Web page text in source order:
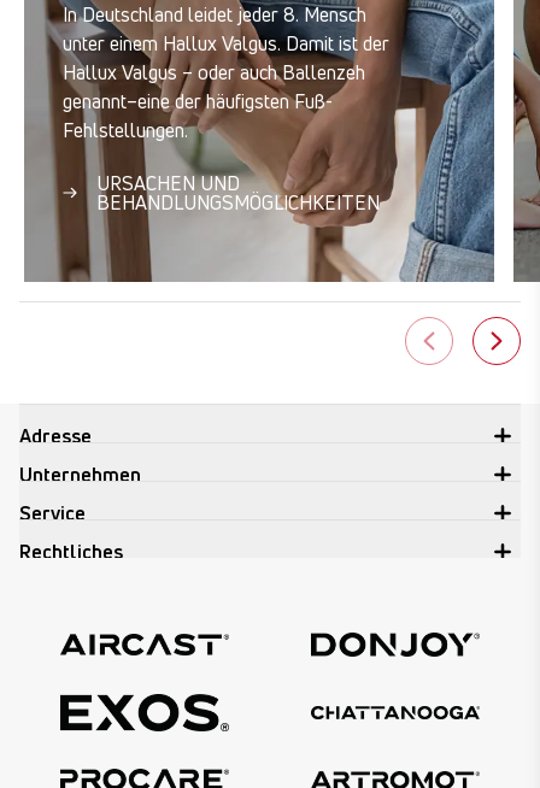
In Deutschland leidet jeder 8. Mensch
unter einem Hallux Valgus. Damit ist der
Hallux Valgus – oder auch Ballenzeh
genannt–eine der häufigsten Fuß-
Fehlstellungen.
URSACHEN UND
BEHANDLUNGSMÖGLICHKEITEN
Adresse
Unternehmen
Service
Rechtliches